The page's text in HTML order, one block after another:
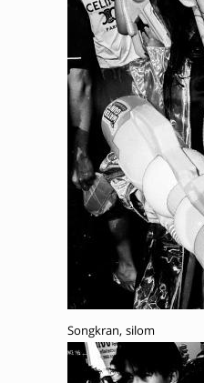
Songkran, silom